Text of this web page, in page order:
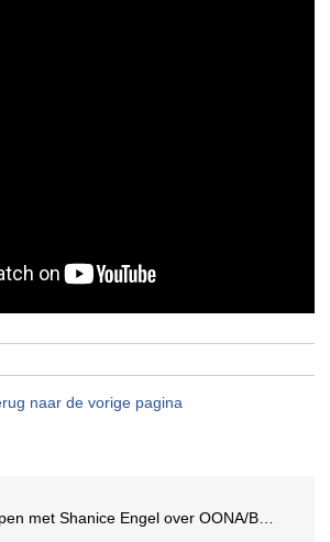
naar de vorige pagina
met Shanice Engel over OONA/BAAS' Human Influence Paper